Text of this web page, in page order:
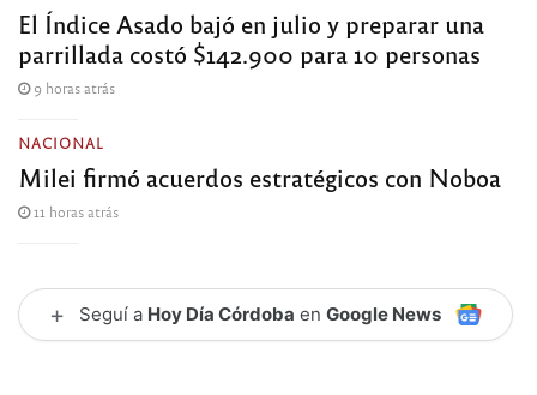
El Índice Asado bajó en julio y preparar una
parrillada costó $142.900 para 10 personas
9 horas atrás
NACIONAL
Milei firmó acuerdos estratégicos con Noboa
11 horas atrás
+ Seguí a Hoy Día Córdoba en Google News